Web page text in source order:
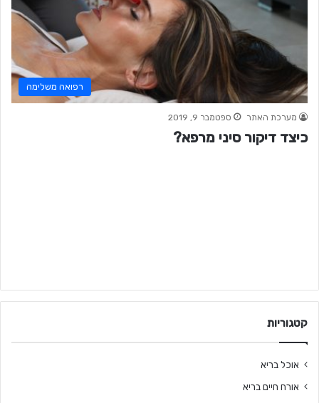
רפואה משלימה
מערכת האתר ספטמבר 9, 2019
כיצד דיקור סיני מרפא?
קטגוריות
אוכל בריא
אורח חיים בריא